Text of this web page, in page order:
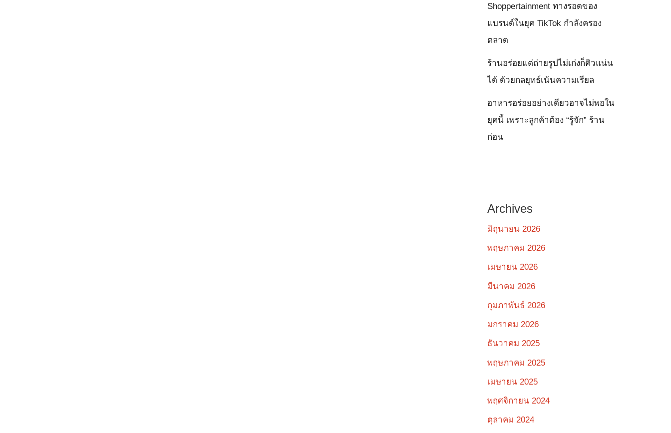
Shoppertainment ทางรอดของ
แบรนด์ในยุค TikTok กำลังครอง
ตลาด
ร้านอร่อยแต่ถ่ายรูปไม่เก่งก็คิวแน่น
ได้ ด้วยกลยุทธ์เน้นความเรียล
อาหารอร่อยอย่างเดียวอาจไม่พอใน
ยุคนี้ เพราะลูกค้าต้อง “รู้จัก” ร้าน
ก่อน
Archives
มิถุนายน 2026
พฤษภาคม 2026
เมษายน 2026
มีนาคม 2026
กุมภาพันธ์ 2026
มกราคม 2026
ธันวาคม 2025
พฤษภาคม 2025
เมษายน 2025
พฤศจิกายน 2024
ตุลาคม 2024